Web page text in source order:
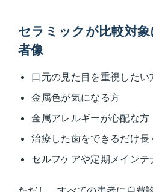
セラミックが比較対
者像
口元の見た目を重視したい
金属色が気になる方
金属アレルギーが心配な方
治療した歯をできるだけ
セルフケアや定期メイン